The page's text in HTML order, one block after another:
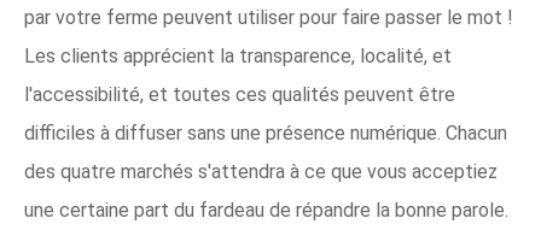
par votre ferme peuvent utiliser pour faire passer le mot !
Les clients apprécient la transparence, localité, et
l'accessibilité, et toutes ces qualités peuvent être
difficiles à diffuser sans une présence numérique. Chacun
des quatre marchés s'attendra à ce que vous acceptiez
une certaine part du fardeau de répandre la bonne parole.